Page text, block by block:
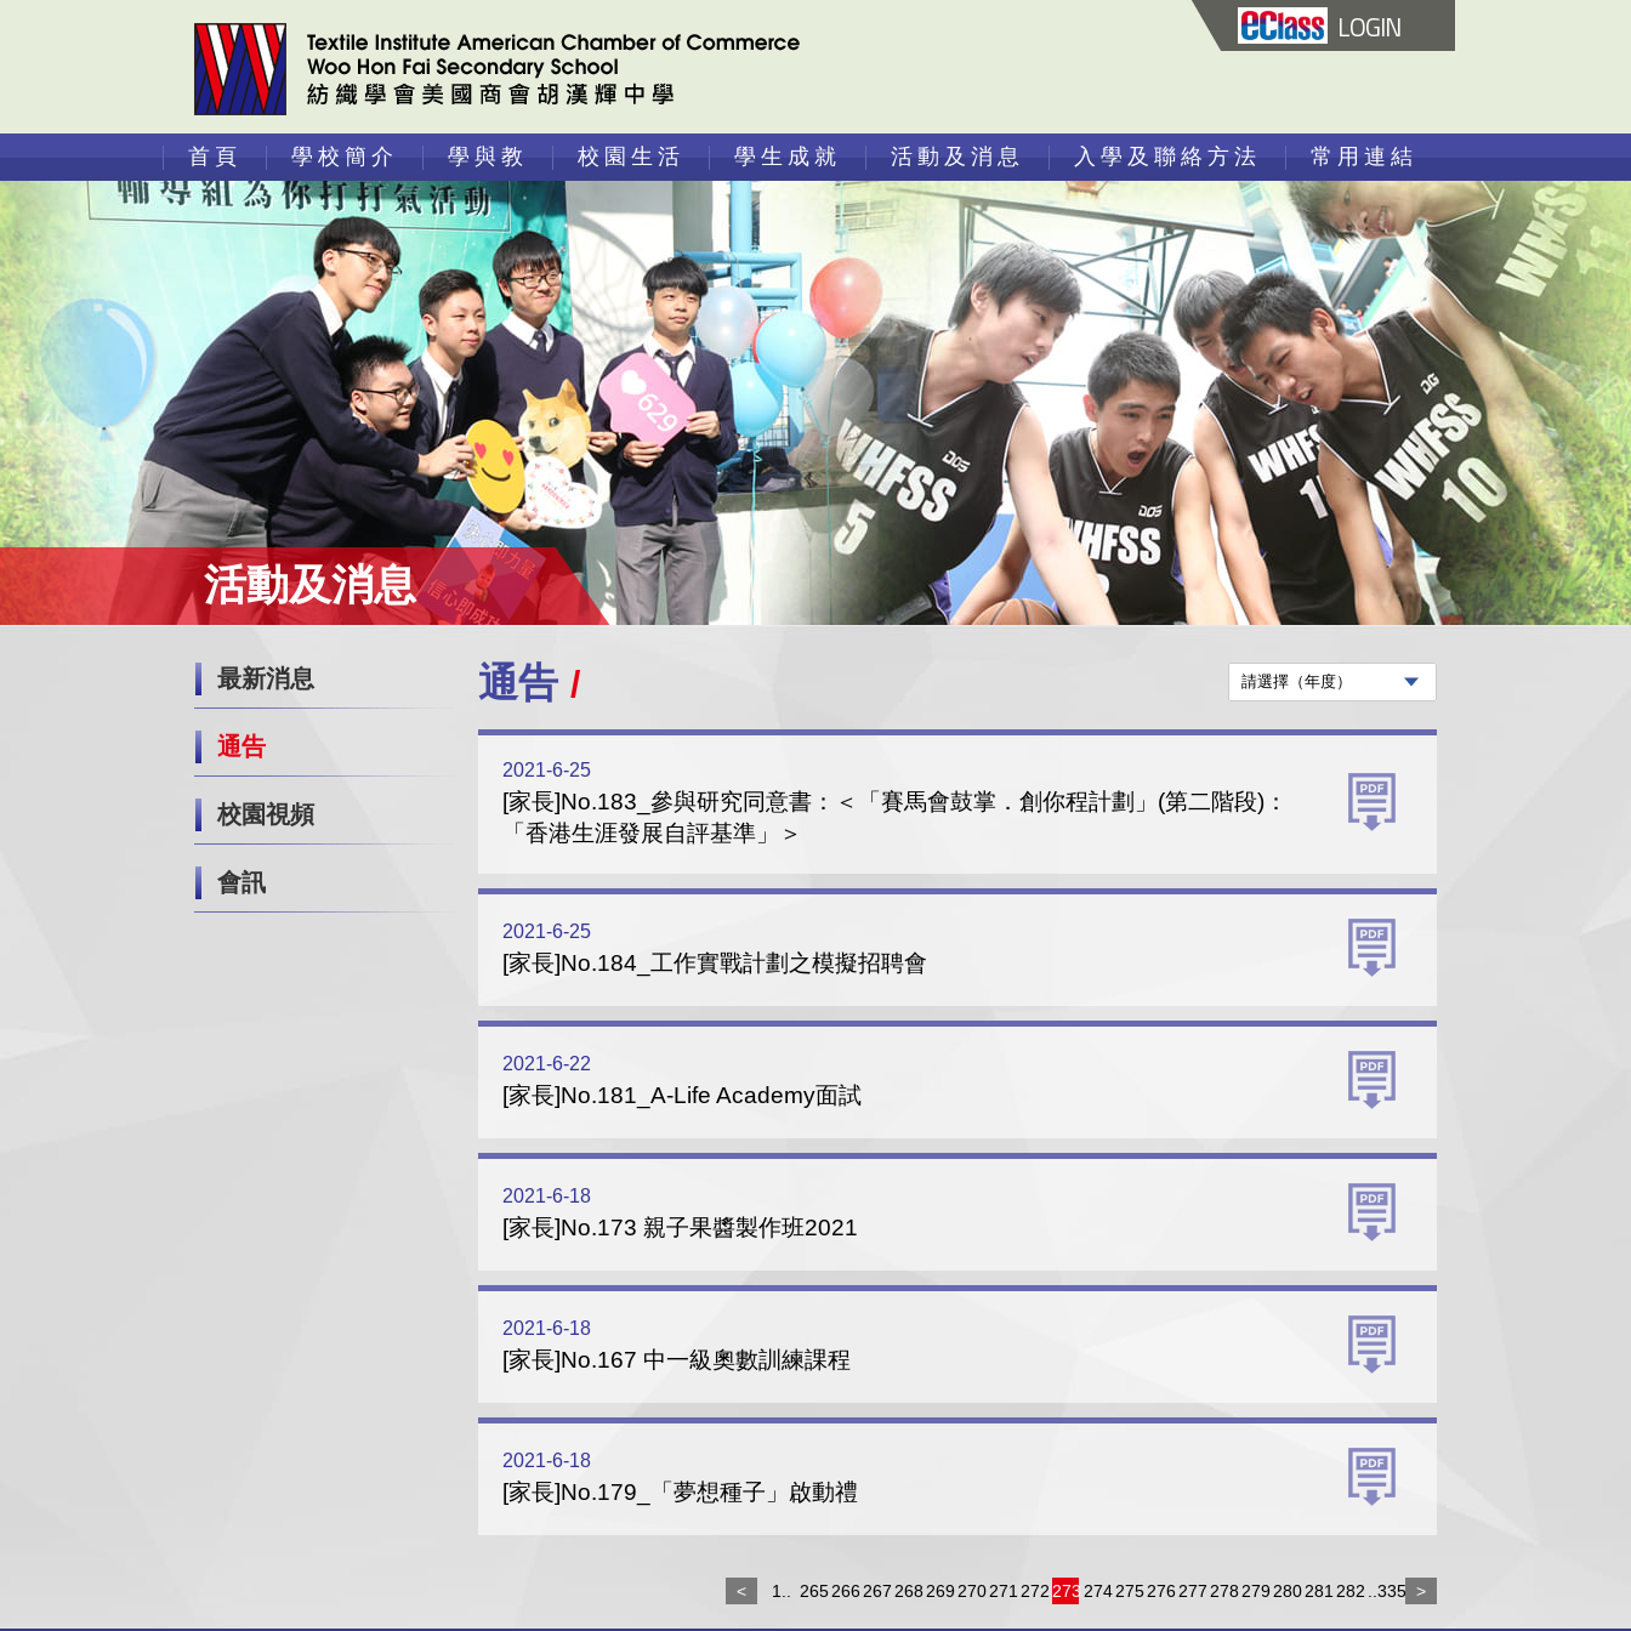
LOGIN
首頁 學校簡介 學與教 校園生活 學生成就 活動及消息 入學及聯絡方法 常用連結
活動及消息
最新消息
通告
校園視頻
會訊
通告
2021-6-25
[家長]No.183_參與研究同意書：＜「賽馬會鼓掌．創你程計劃」(第二階段)：
「香港生涯發展自評基準」＞
2021-6-25
[家長]No.184_工作實戰計劃之模擬招聘會
2021-6-22
[家長]No.181_A-Life Academy面試
2021-6-18
[家長]No.173 親子果醬製作班2021
2021-6-18
[家長]No.167 中一級奧數訓練課程
2021-6-18
[家長]No.179_「夢想種子」啟動禮
< 1.. 265266 267 268 269270271 272 273 274275276 277 278 279280281 282 ..335 >